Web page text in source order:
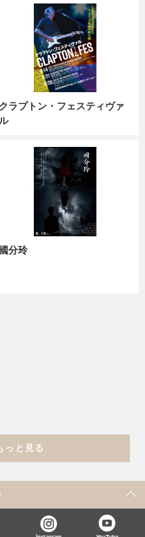
クラプトン・フェスティヴァ
國分玲
っと見る